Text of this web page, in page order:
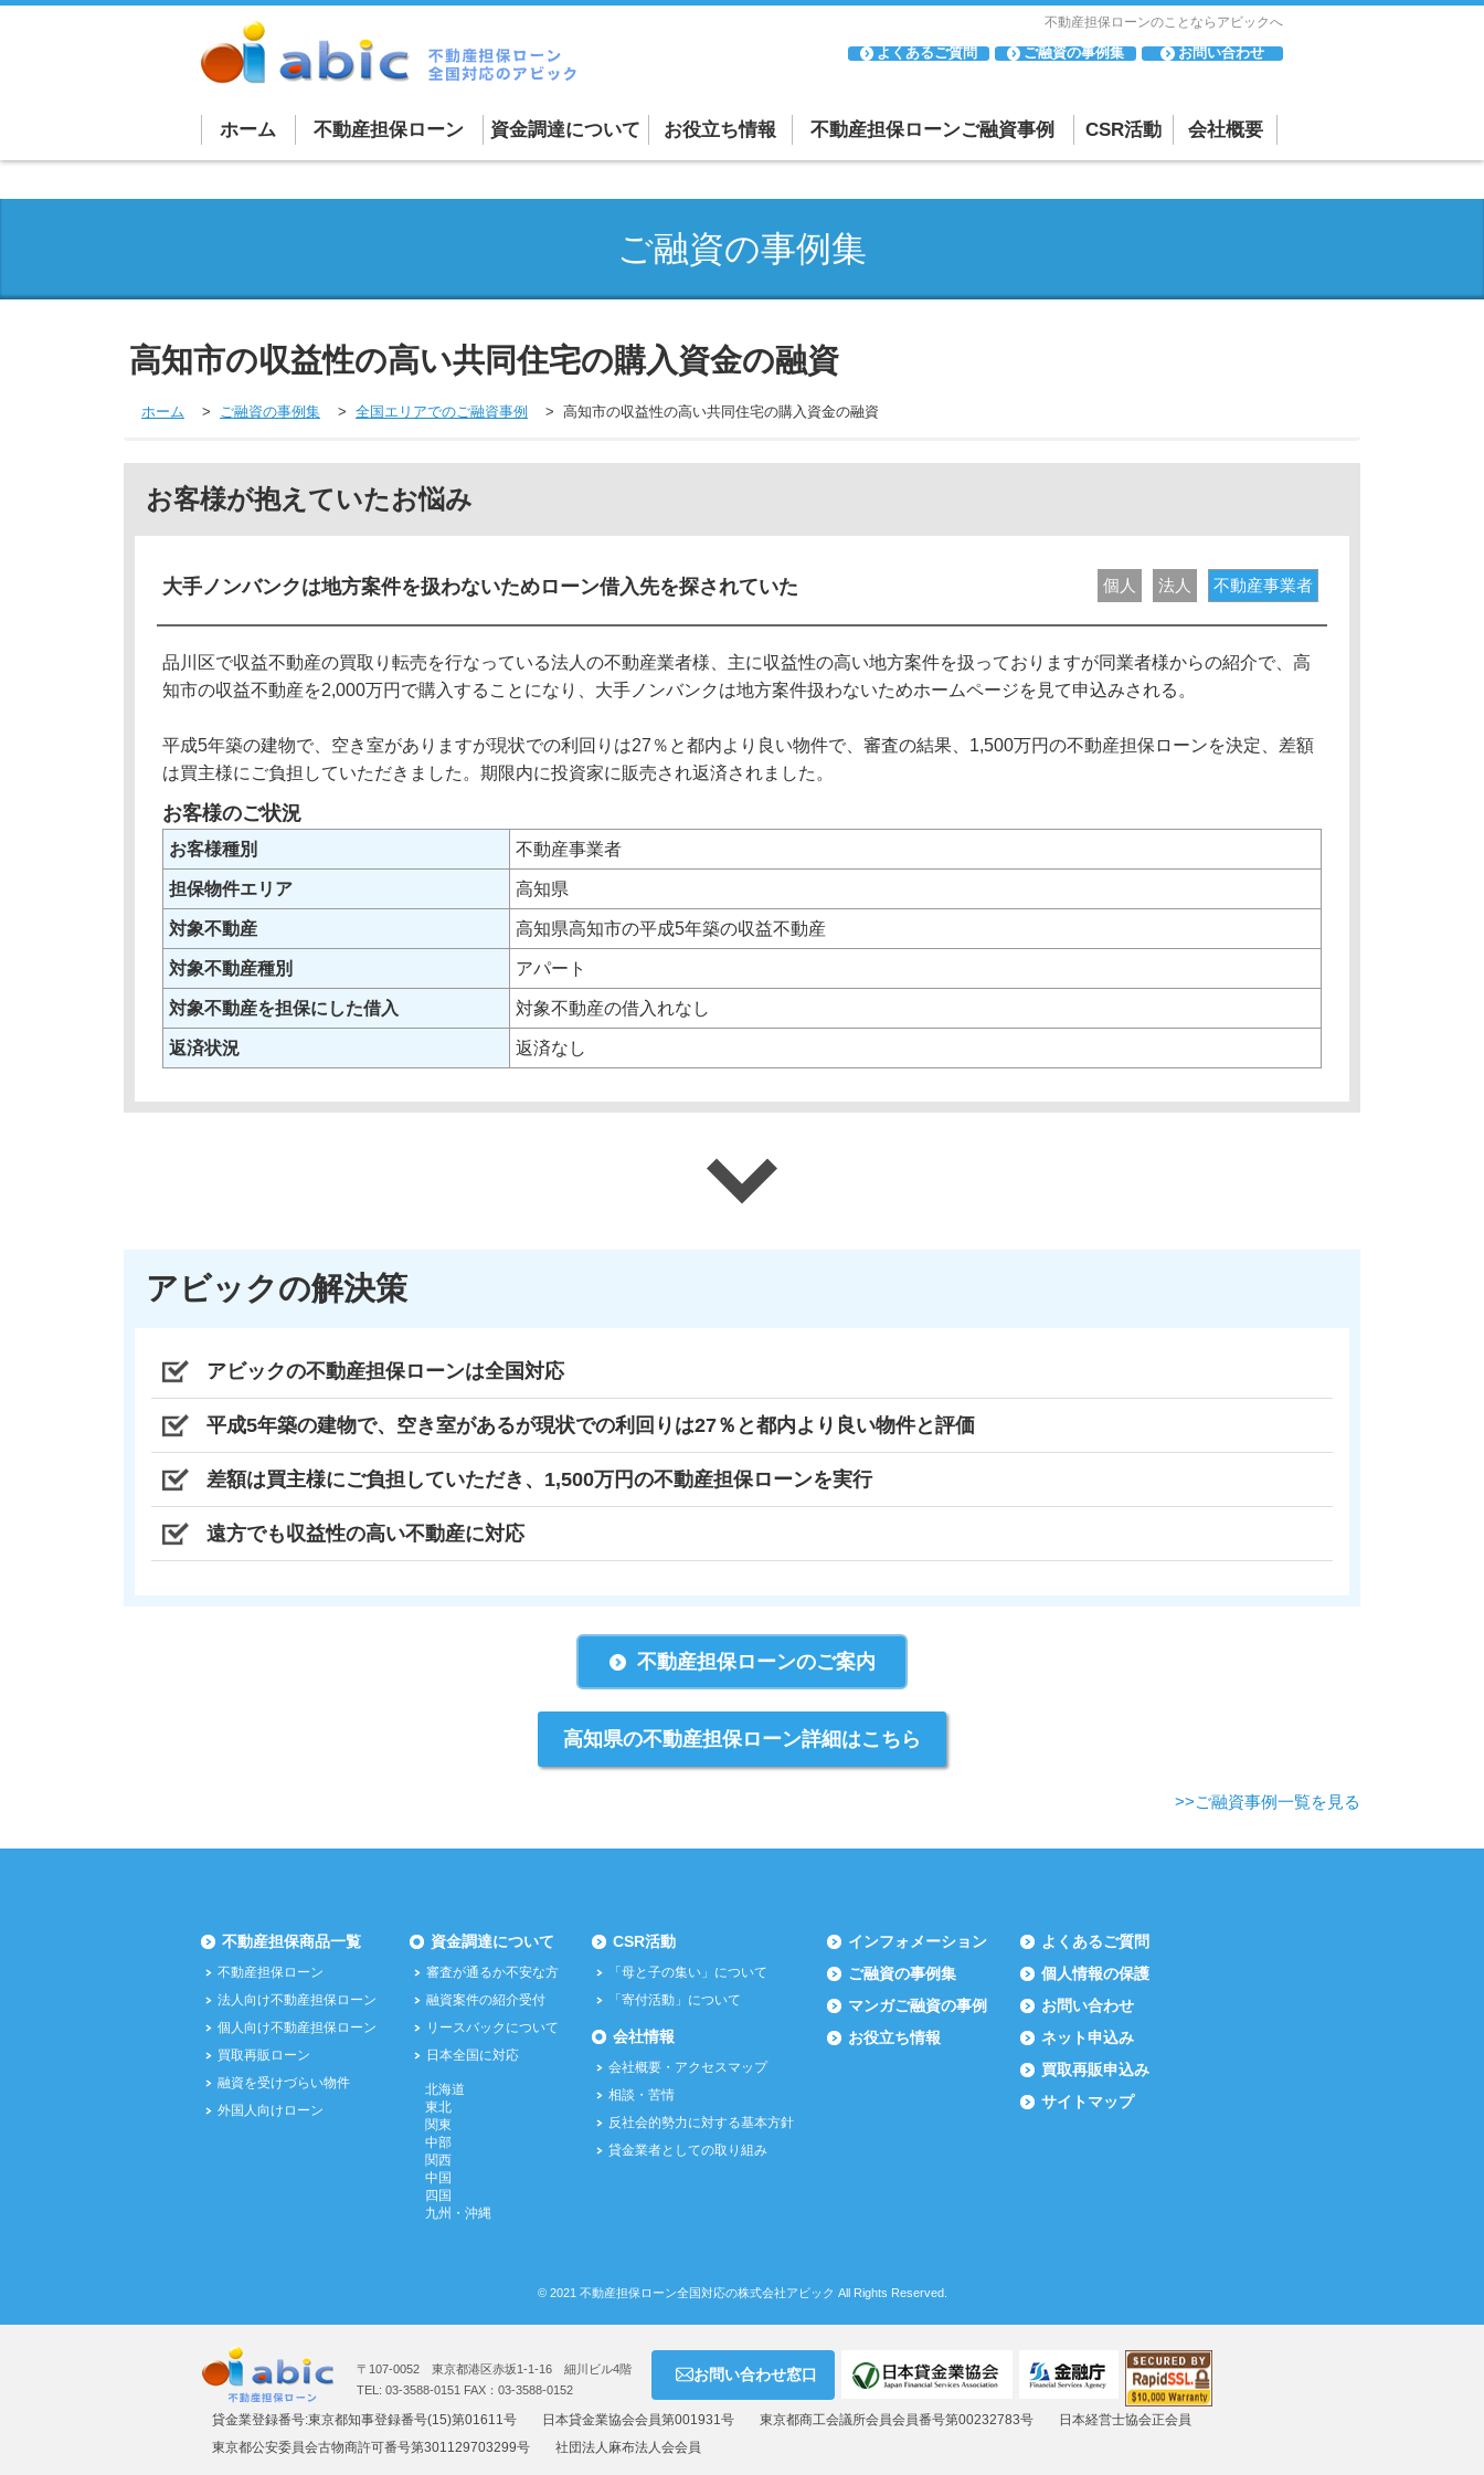
不動産担保ローンのことならアビックへ
よくあるご質問 ご融資の事例集 お問い合わせ
ホーム 不動産担保ローン
融資を受けづらい物件
外国人向けローン
資金調達について
審査が通るか不安な方
お役立ち情報 不動産担保ローンご融資事例 CSR活動
について
会社概要
ご融資の事例集
高知市の収益性の高い共同住宅の購入資金の融資
ホーム ご融資の事例集 全国エリアでのご融資事例 高知市の収益性の高い共同住宅の購入資金の融資
お客様が抱えていたお悩み
大手ノンバンクは地方案件を扱わないためローン借入先を探されていた 個人 法人 不動産事業者
品川区で収益不動産の買取り転売を行なっている法人の不動産業者様、主に収益性の高い地方案件を扱っておりますが同業者様からの紹介で、高
知市の収益不動産を2,000万円で購入することになり、大手ノンバンクは地方案件扱わないためホームページを見て申込みされる。
平成5年築の建物で、空き室がありますが現状での利回りは27％と都内より良い物件で、審査の結果、1,500万円の不動産担保ローンを決定、差額
は買主様にご負担していただきました。期限内に投資家に販売され返済されました。
お客様のご状況
お客様種別 不動産事業者
担保物件エリア 高知県
対象不動産 高知県高知市の平成5年築の収益不動産
対象不動産種別 アパート
対象不動産を担保にした借入 対象不動産の借入れなし
返済状況 返済なし
アビックの解決策
アビックの不動産担保ローンは全国対応
平成5年築の建物で、空き室があるが現状での利回りは27％と都内より良い物件と評価
差額は買主様にご負担していただき、1,500万円の不動産担保ローンを実行
遠方でも収益性の高い不動産に対応
不動産担保ローンのご案内
高知県の不動産担保ローン詳細はこちら
>>ご融資事例一覧を見る
不動産担保商品一覧
不動産担保ローン
法人向け不動産担保ローン
個人向け不動産担保ローン
買取再販ローン
融資を受けづらい物件
外国人向けローン
資金調達について
審査が通るか不安な方
融資案件の紹介受付
リースバックについて
日本全国に対応
北海道
東北
関東
中部
関西
中国
四国
九州・沖縄
CSR活動
「母と子の集い」について
「寄付活動」について
会社情報
会社概要・アクセスマップ
相談・苦情
反社会的勢力に対する基本方針
貸金業者としての取り組み
インフォメーション
ご融資の事例集
マンガご融資の事例
お役立ち情報
よくあるご質問
個人情報の保護
お問い合わせ
ネット申込み
買取再販申込み
サイトマップ
©2021 不動産担保ローン全国対応の株式会社アビック All Rights Reserved.
〒107-0052 東京都港区赤坂1-1-16 細川ビル4階
TEL: 03-3588-0151 FAX：03-3588-0152
お問い合わせ窓口
貸金業登録番号:東京都知事登録番号(15)第01611号 日本貸金業協会会員第001931号 東京都商工会議所会員会員番号第00232783号
日本経営士協会正会員
東京都公安委員会古物商許可番号第301129703299号
社団法人麻布法人会会員